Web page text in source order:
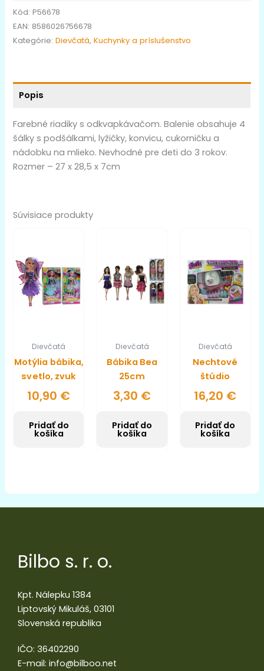
Kód:P56678
EAN: 8586026756678
Kategórie:Dievčatá,Kuchynky a príslušenstvo
Popis
Farebné riadiky s odkvapkávačom. Balenie obsahuje 4
šálky s podšálkami, lyžičky, konvicu, cukorničku a
nádobku na mlieko. Nevhodné pre deti do 3 rokov.
Rozmer – 27 x 28,5 x 7cm
Súvisiace produkty
Dievčatá
Motýlia bábika,
svetlo, zvuk
10,90 €
Pridať do
košíka
Dievčatá
Bábika Bea
25cm
3,30 €
Pridať do
košíka
Dievčatá
Nechtové
štúdio
16,20 €
Pridať do
košíka
Bilbo s. r. o.
Kpt. Nálepku 1384
Liptovský Mikuláš, 03101
Slovenská republika
IČO: 36402290
E-mail: info@bilboo.net